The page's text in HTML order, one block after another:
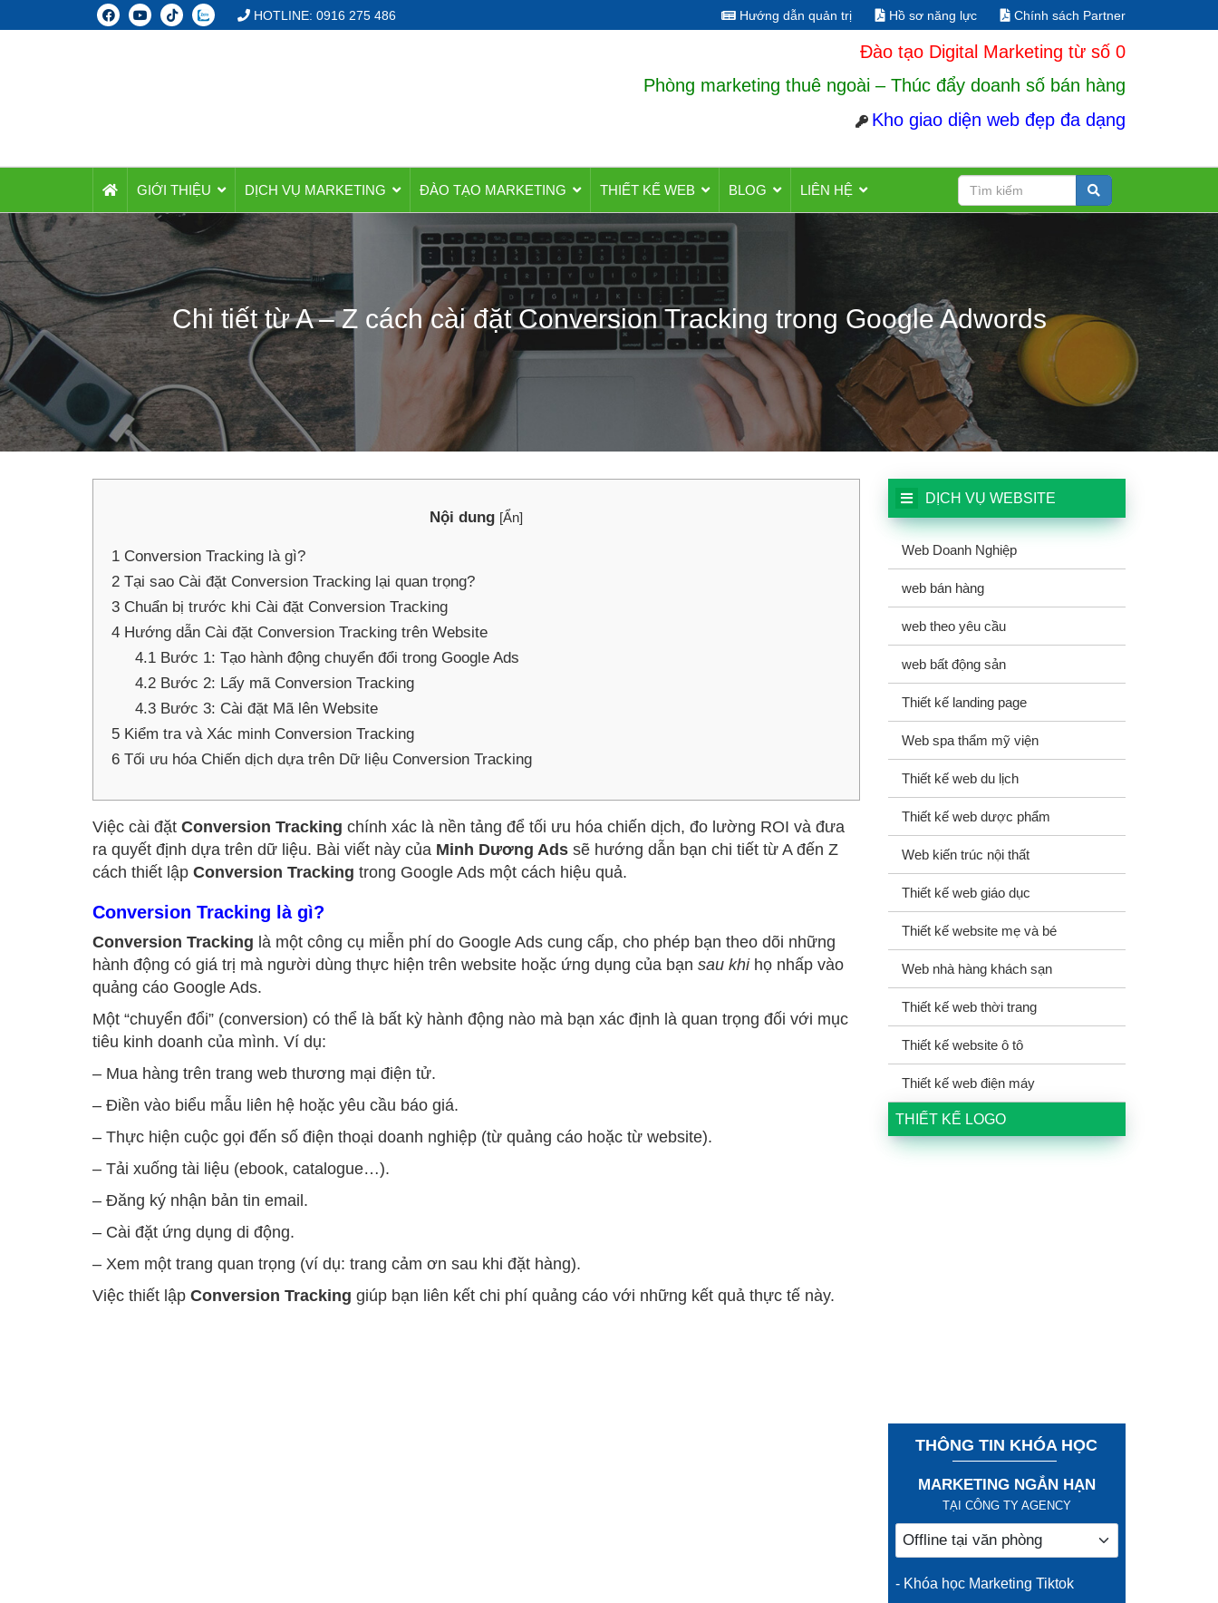
HOTLINE: 0916 275 486 Hướng dẫn quản trị Hồ sơ năng lực Chính sách Partner
Đào tạo Digital Marketing từ số 0
Phòng marketing thuê ngoài – Thúc đẩy doanh số bán hàng
Kho giao diện web đẹp đa dạng
GIỚI THIỆU DỊCH VỤ MARKETING ĐÀO TẠO MARKETING THIẾT KẾ WEB BLOG LIÊN HỆ
Chi tiết từ A – Z cách cài đặt Conversion Tracking trong Google Adwords
Nội dung [Ẩn]
1 Conversion Tracking là gì?
2 Tại sao Cài đặt Conversion Tracking lại quan trọng?
3 Chuẩn bị trước khi Cài đặt Conversion Tracking
4 Hướng dẫn Cài đặt Conversion Tracking trên Website
4.1Bước 1: Tạo hành động chuyển đổi trong Google Ads
4.2Bước 2: Lấy mã Conversion Tracking
4.3Bước 3: Cài đặt Mã lên Website
5 Kiểm tra và Xác minh Conversion Tracking
6 Tối ưu hóa Chiến dịch dựa trên Dữ liệu Conversion Tracking
Việc cài đặt Conversion Tracking chính xác là nền tảng để tối ưu hóa chiến dịch, đo lường ROI và đưa
ra quyết định dựa trên dữ liệu. Bài viết này của Minh Dương Ads sẽ hướng dẫn bạn chi tiết từ A đến Z
cách thiết lập Conversion Tracking trong Google Ads một cách hiệu quả.
Conversion Tracking là gì?
Conversion Tracking là một công cụ miễn phí do Google Ads cung cấp, cho phép bạn theo dõi những
hành động có giá trị mà người dùng thực hiện trên website hoặc ứng dụng của bạn sau khihọ nhấp vào
quảng cáo Google Ads.
Một “chuyển đổi” (conversion) có thể là bất kỳ hành động nào mà bạn xác định là quan trọng đối với mục
tiêu kinh doanh của mình. Ví dụ:
– Mua hàng trên trang web thương mại điện tử.
– Điền vào biểu mẫu liên hệ hoặc yêu cầu báo giá.
– Thực hiện cuộc gọi đến số điện thoại doanh nghiệp (từ quảng cáo hoặc từ website).
– Tải xuống tài liệu (ebook, catalogue…).
– Đăng ký nhận bản tin email.
– Cài đặt ứng dụng di động.
– Xem một trang quan trọng (ví dụ: trang cảm ơn sau khi đặt hàng).
Việc thiết lập Conversion Tracking giúp bạn liên kết chi phí quảng cáo với những kết quả thực tế này.
DỊCH VỤ WEBSITE
Web Doanh Nghiệp
web bán hàng
web theo yêu cầu
web bất động sản
Thiết kế landing page
Web spa thẩm mỹ viện
Thiết kế web du lịch
Thiết kế web dược phẩm
Web kiến trúc nội thất
Thiết kế web giáo dục
Thiết kế website mẹ và bé
Web nhà hàng khách sạn
Thiết kế web thời trang
Thiết kế website ô tô
Thiết kế web điện máy
THIẾT KẾ LOGO
THÔNG TIN KHÓA HỌC
MARKETING NGẮN HẠN
TẠI CÔNG TY AGENCY
- Khóa học Marketing Tiktok